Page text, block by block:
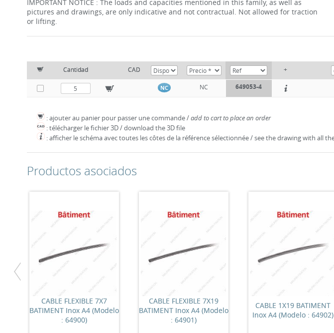
IMPORTANT NOTICE : The loads and capacities mentioned in this family, as well as
pictures and drawings, are only indicative and not contractual. Not allowed for traction
or lifting.
Cantidad CAD +
NC NC 649053-4
: ajouter au panier pour passer une commande /add to cart to place an order
: télécharger le fichier 3D / download the 3D file
: afficher le schéma avec toutes les côtes de la référence sélectionnée / see the drawing with all
Productos asociados
CABLE FLEXIBLE 7X7
BATIMENT Inox A4 (Modelo
: 64900)
CABLE FLEXIBLE 7X19
BATIMENT Inox A4 (Modelo
: 64901)
CABLE 1X19 BATIMENT
Inox A4 (Modelo : 64902)